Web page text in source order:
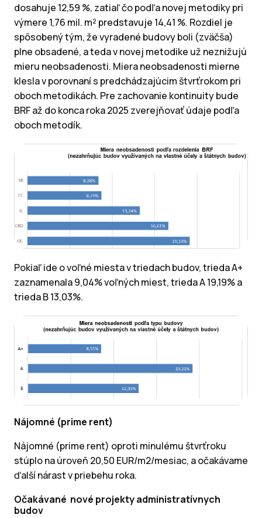
dosahuje 12,59 %, zatiaľ čo podľa novej metodiky pri
výmere 1,76 mil. m² predstavuje 14,41 %. Rozdiel je
spôsobený tým, že vyradené budovy boli (zväčša)
plne obsadené, a teda v novej metodike už neznižujú
mieru neobsadenosti. Miera neobsadenosti mierne
klesla v porovnaní s predchádzajúcim štvrťrokom pri
oboch metodikách. Pre zachovanie kontinuity bude
BRF až do konca roka 2025 zverejňovať údaje podľa
oboch metodík.
Pokiaľ ide o voľné miesta v triedach budov, trieda A+
zaznamenala 9,04% voľných miest, trieda A 19,19% a
trieda B 13,03%.
Nájomné (prime rent)
Nájomné (prime rent) oproti minulému štvrťroku
stúplo na úroveň 20,50 EUR/m2/mesiac, a očakávame
ďalší nárast v priebehu roka.
Očakávané nové projekty administratívnych
budov